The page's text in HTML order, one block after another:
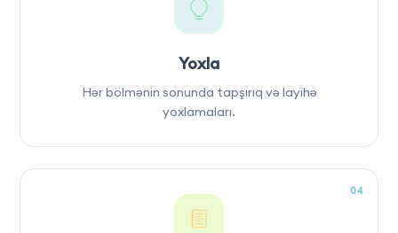
Yoxla
Hər bölmənin sonunda tapşırıq və layihə
yoxlamaları.
04